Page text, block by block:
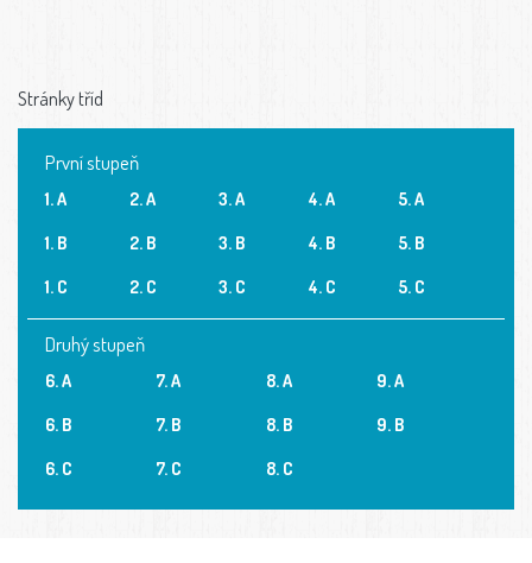
Stránky tříd
První stupeň
1. A
1. B
1. C
2. A
2. B
2. C
3. A
3. B
3. C
4. A
4. B
4. C
5. A
5. B
5. C
Druhý stupeň
6. A
6. B
6. C
7. A
7. B
7. C
8. A
8. B
8. C
9. A
9. B